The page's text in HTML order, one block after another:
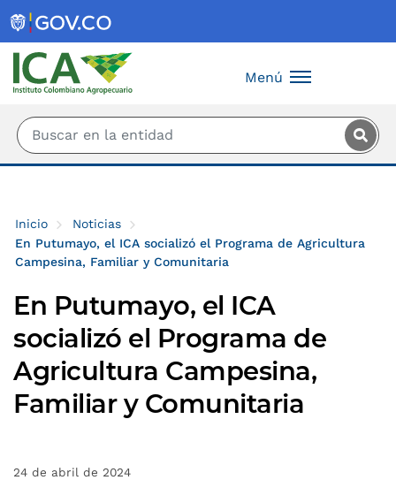
Menú
Inicio
Noticias
En Putumayo, el ICA socializó el Programa de Agricultura
Campesina, Familiar y Comunitaria
En Putumayo, el ICA
socializó el Programa de
Agricultura Campesina,
Familiar y Comunitaria
24 de abril de 2024